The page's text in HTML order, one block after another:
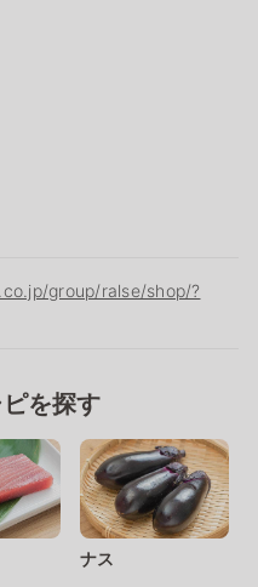
group/ralse/shop/?
を探す
ナス